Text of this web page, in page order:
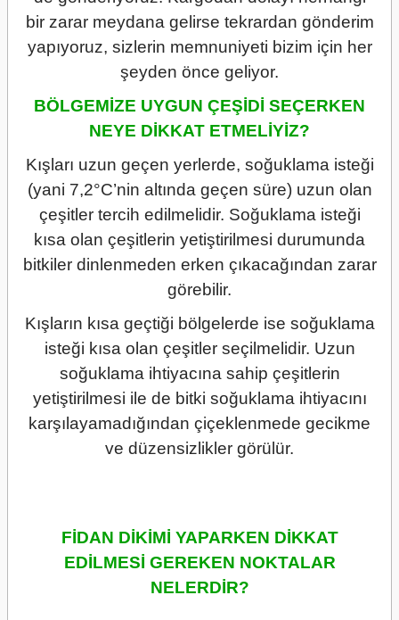
bir zarar meydana gelirse tekrardan gönderim
yapıyoruz, sizlerin memnuniyeti bizim için her
şeyden önce geliyor.
BÖLGEMİZE UYGUN ÇEŞİDİ SEÇERKEN
NEYE DİKKAT ETMELİYİZ?
Kışları uzun geçen yerlerde, soğuklama isteği
(yani 7,2°C’nin altında geçen süre) uzun olan
çeşitler tercih edilmelidir. Soğuklama isteği
kısa olan çeşitlerin yetiştirilmesi durumunda
bitkiler dinlenmeden erken çıkacağından zarar
görebilir.
Kışların kısa geçtiği bölgelerde ise soğuklama
isteği kısa olan çeşitler seçilmelidir. Uzun
soğuklama ihtiyacına sahip çeşitlerin
yetiştirilmesi ile de bitki soğuklama ihtiyacını
karşılayamadığından çiçeklenmede gecikme
ve düzensizlikler görülür.
FİDAN DİKİMİ YAPARKEN DİKKAT
EDİLMESİ GEREKEN NOKTALAR
NELERDİR?